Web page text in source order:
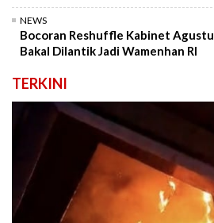
NEWS
Bocoran Reshuffle Kabinet
Bakal Dilantik Jadi Wamenhan RI
TERKINI